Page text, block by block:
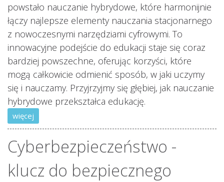
powstało nauczanie hybrydowe, które harmonijnie
łączy najlepsze elementy nauczania stacjonarnego
z nowoczesnymi narzędziami cyfrowymi. To
innowacyjne podejście do edukacji staje się coraz
bardziej powszechne, oferując korzyści, które
mogą całkowicie odmienić sposób, w jaki uczymy
się i nauczamy. Przyjrzyjmy się głębiej, jak nauczanie
hybrydowe przekształca edukację.
więcej
Cyberbezpieczeństwo -
klucz do bezpiecznego